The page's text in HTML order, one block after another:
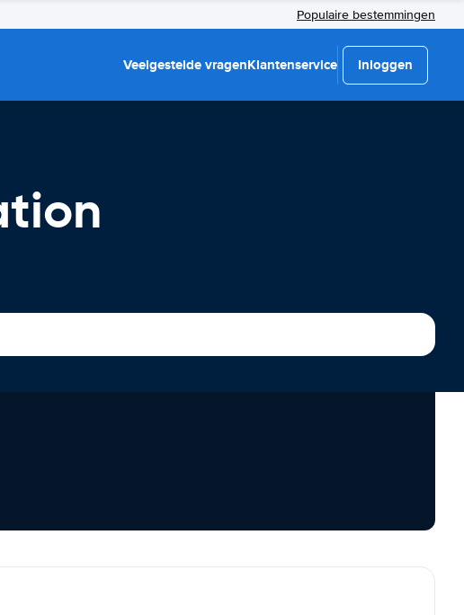
Populaire bestemmingen
Veelgestelde vragenKlantenservice Inloggen